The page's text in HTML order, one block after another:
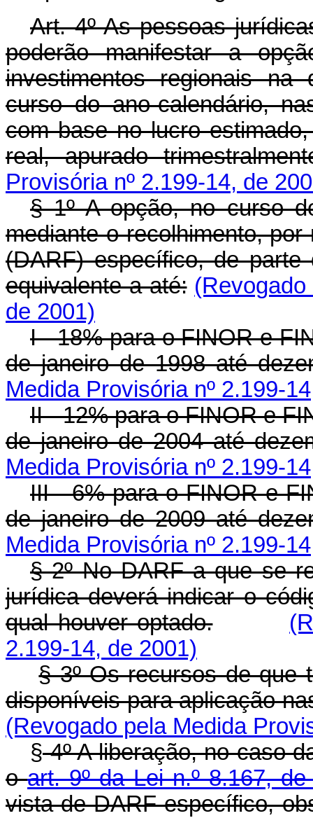
Art. 4º As pessoas
poderão manifestar a
investimentos regionais
curso do ano-calendário,
com base no lucro
real, apurado
Provisória nº 2.199-14, de
§ 1º A opção, no curso
mediante o recolhimento,
(DARF) específico, de
equivalente a até:
de 2001)
I - 18% para o FINOR e
de janeiro de 1998 até
Medida Provisória nº 2.199-
II - 12% para o FINOR e
de janeiro de 2004 até
Medida Provisória nº 2.199-
III - 6% para o FINOR e
de janeiro de 2009 até
Medida Provisória nº 2.199-
§ 2º No DARF a que se
jurídica deverá indicar o
qual houver optado.
2.199-14, de 2001)
§ 3º Os recursos de que
disponíveis para aplicação
(Revogado pela Medida
§4º A liberação, no caso
oart. 9º da Lei n.º 8.167,
vista de DARF específico,